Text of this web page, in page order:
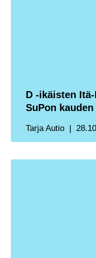
D -ikäisten
SuPon kauden
Tarja Autio